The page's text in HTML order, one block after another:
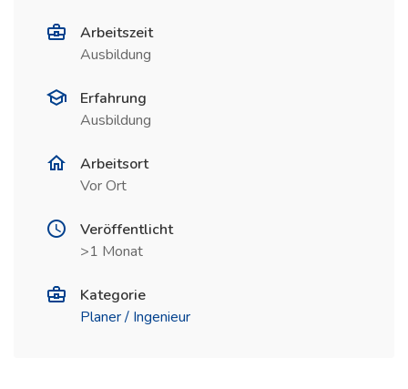
Arbeitszeit
Ausbildung
Erfahrung
Ausbildung
Arbeitsort
Vor Ort
Veröffentlicht
>1 Monat
Kategorie
Planer / Ingenieur